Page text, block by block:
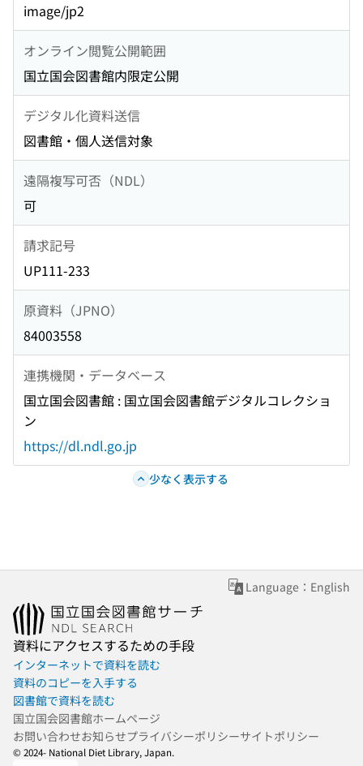
image/jp2
オンライン閲覧公開範囲
国立国会図書館内限定公開
デジタル化資料送信
図書館・個人送信対象
遠隔複写可否（NDL）
可
請求記号
UP111-233
原資料（JPNO）
84003558
連携機関・データベース
国立国会図書館 : 国立国会図書館デジタルコレクショ
ン
https://dl.ndl.go.jp
少なく表示する
Language：English
資料にアクセスするための手段
インターネットで資料を読む
資料のコピーを入手する
図書館で資料を読む
国立国会図書館ホームページ
お問い合わせお知らせプライバシーポリシーサイトポリシー
© 2024- National Diet Library, Japan.